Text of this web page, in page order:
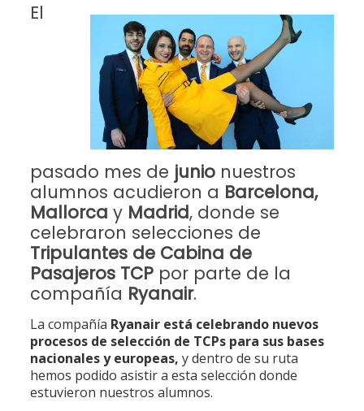
El
pasado mes de junionuestros
alumnos acudieron a Barcelona,
Mallorca yMadrid, donde se
celebraron selecciones de
Tripulantes de Cabina de
Pasajeros TCPpor parte de la
compañía Ryanair.
La compañía Ryanair está celebrando nuevos
procesos de selección de TCPs para sus bases
nacionales y europeas, y dentro de su ruta
hemos podido asistir a esta selección donde
estuvieron nuestros alumnos.